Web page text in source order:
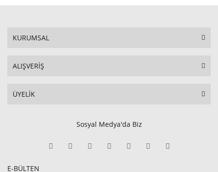
KURUMSAL
ALIŞVERİŞ
ÜYELİK
Sosyal Medya'da Biz
E-BÜLTEN